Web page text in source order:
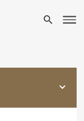
search